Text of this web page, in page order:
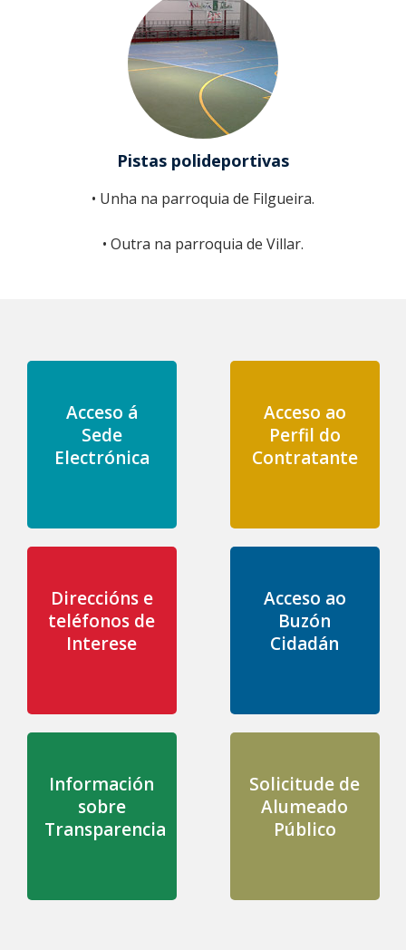
Pistas polideportivas
• Unha na parroquia de Filgueira.
• Outra na parroquia de Villar.
Acceso á
Sede
Electrónica
Acceso ao
Perfil do
Contratante
Direccións e
teléfonos de
Interese
Acceso ao
Buzón
Cidadán
Información
sobre
Transparencia
Solicitude de
Alumeado
Público